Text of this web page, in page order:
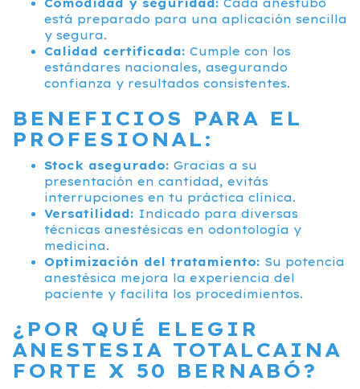
Comodidad y seguridad: Cada anestubo
está preparado para una aplicación sencilla
y segura.
Calidad certificada: Cumple con los
estándares nacionales, asegurando
confianza y resultados consistentes.
BENEFICIOS PARA EL
PROFESIONAL:
Stock asegurado: Gracias a su
presentación en cantidad, evitás
interrupciones en tu práctica clínica.
Versatilidad: Indicado para diversas
técnicas anestésicas en odontología y
medicina.
Optimización del tratamiento: Su potencia
anestésica mejora la experiencia del
paciente y facilita los procedimientos.
¿POR QUÉ ELEGIR
ANESTESIA TOTALCAINA
FORTE X 50 BERNABÓ?